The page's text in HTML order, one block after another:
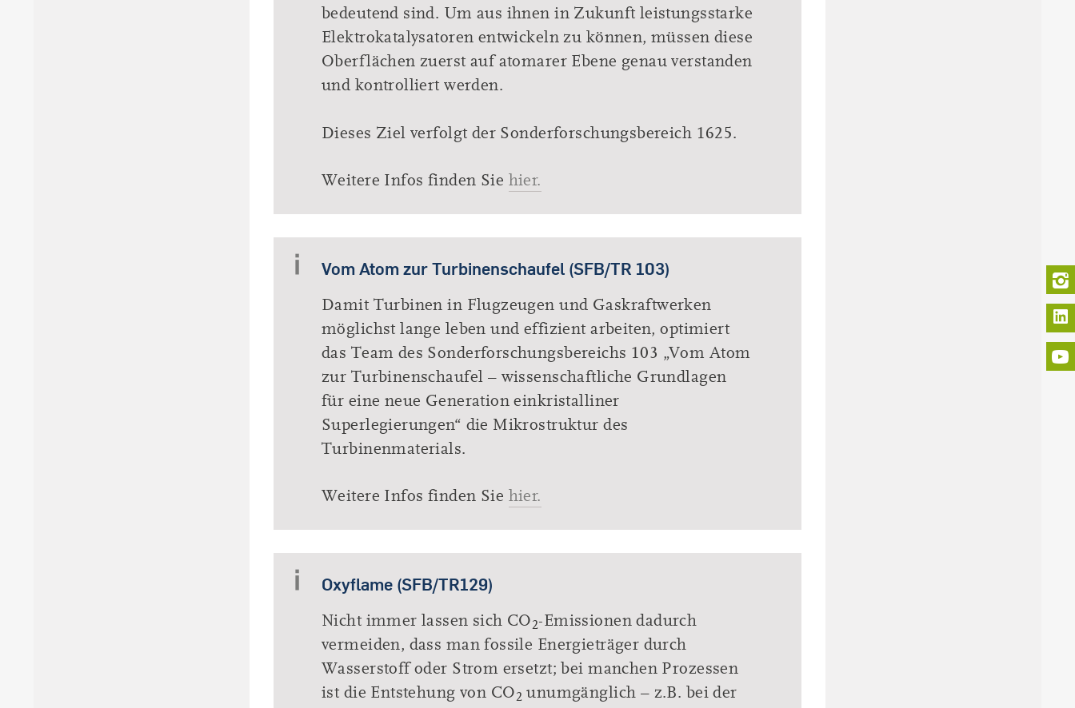
bedeutend sind. Um aus ihnen in Zukunft leistungsstarke
Elektrokatalysatoren entwickeln zu können, müssen diese
Oberflächen zuerst auf atomarer Ebene genau verstanden
und kontrolliert werden.
Dieses Ziel verfolgt der Sonderforschungsbereich 1625.
Weitere Infos finden Sie hier.
Vom Atom zur Turbinenschaufel (SFB/TR 103)
Damit Turbinen in Flugzeugen und Gaskraftwerken
möglichst lange leben und effizient arbeiten, optimiert
das Team des Sonderforschungsbereichs 103 „Vom Atom
zur Turbinenschaufel – wissenschaftliche Grundlagen
für eine neue Generation einkristalliner
Superlegierungen“ die Mikrostruktur des
Turbinenmaterials.
Weitere Infos finden Sie hier.
Oxyflame (SFB/TR129)
Nicht immer lassen sich CO2-Emissionen dadurch
vermeiden, dass man fossile Energieträger durch
Wasserstoff oder Strom ersetzt; bei manchen Prozessen
ist die Entstehung von CO2 unumgänglich – z.B. bei der